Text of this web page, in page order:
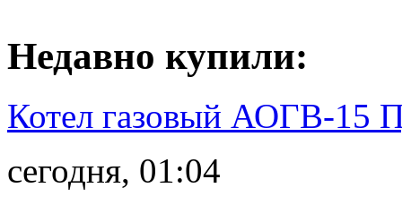
Недавно купили:
Котел газовый АОГВ-
сегодня, 01:04